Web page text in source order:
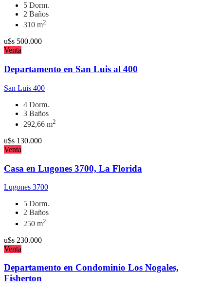
5 Dorm.
2 Baños
310 m2
u$s 500.000
Venta
Departamento en San Luis al 400
San Luis 400
4 Dorm.
3 Baños
292,66 m2
u$s 130.000
Venta
Casa en Lugones 3700, La Florida
Lugones 3700
5 Dorm.
2 Baños
250 m2
u$s 230.000
Venta
Departamento en Condominio Los Nogales,
Fisherton